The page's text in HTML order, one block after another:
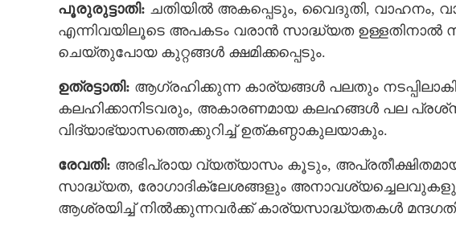
പൂരുരുട്ടാതി: ചതിയില്‍ അകപ്പെടും, വൈദുതി, വാഹനം,
എന്നിവയിലൂടെ അപകടം വരാന്‍ സാദ്ധ്യത ഉള്ളതിനാല്‍
ചെയ്തുപോയ കുറ്റങ്ങള്‍ ക്ഷമിക്കപ്പെടും.
ഉത്രട്ടാതി: ആഗ്രഹിക്കുന്ന കാര്യങ്ങള്‍ പലതും
കലഹിക്കാനിടവരും, അകാരണമായ കലഹങ്ങള്‍ പല
വിദ്യാഭ്യാസത്തെക്കുറിച്ച് ഉത്കണ്ഠാകുലയാകും.
രേവതി: അഭിപ്രായ വ്യത്യാസം കൂടും,
സാദ്ധ്യത, രോഗാദിക്ലേശങ്ങളും
ആശ്രയിച്ച് നില്‍ക്കുന്നവര്‍ക്ക് കാര്യസാദ്ധ്യതകള്‍